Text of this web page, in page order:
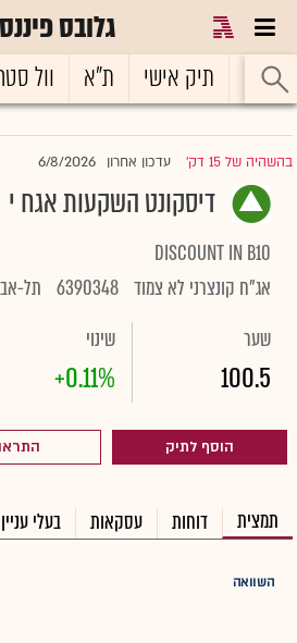
גלובס
ראשי תיק אישי ת"א וול
בהשהיה של 15 דק' |עדכון אחרון 6/8/2026
דיסקונט השקעות אגח י
DISCOUNT IN B10
אג"ח קונצרני לא צמוד 6390348 תל-
שער
100.5
שינוי
+0.11%
הוסף לתיק
תמצית דוחות עסקאות בעלי עניין
השוואה